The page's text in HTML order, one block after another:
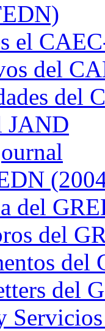
el
del
del
JAND
del
del
del
del